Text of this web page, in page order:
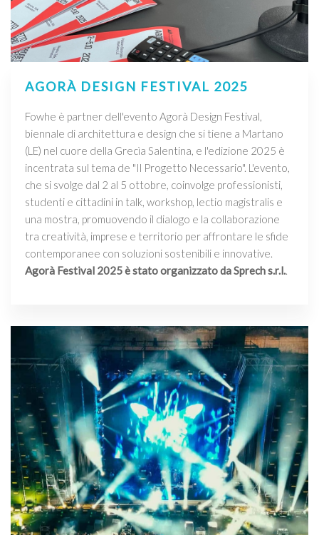
AGORÀ DESIGN FESTIVAL 2025
Fowhe è partner dell'evento Agorà Design Festival,
biennale di architettura e design che si tiene a Martano
(LE) nel cuore della Grecìa Salentina, e l'edizione 2025 è
incentrata sul tema de "Il Progetto Necessario". L'evento,
che si svolge dal 2 al 5 ottobre, coinvolge professionisti,
studenti e cittadini in talk, workshop, lectio magistralis e
una mostra, promuovendo il dialogo e la collaborazione
tra creatività, imprese e territorio per affrontare le sfide
contemporanee con soluzioni sostenibili e innovative.
Agorà Festival 2025 è stato organizzato da Sprech s.r.l..